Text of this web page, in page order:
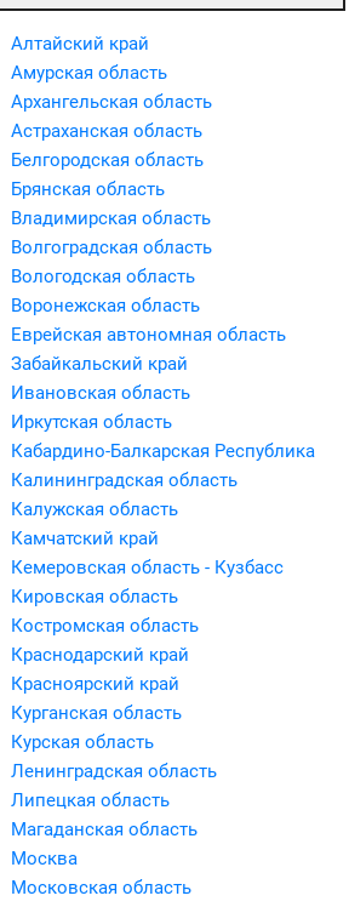
Алтайский край
Амурская область
Архангельская область
Астраханская область
Белгородская область
Брянская область
Владимирская область
Волгоградская область
Вологодская область
Воронежская область
Еврейская автономная область
Забайкальский край
Ивановская область
Иркутская область
Кабардино-Балкарская Республика
Калининградская область
Калужская область
Камчатский край
Кемеровская область - Кузбасс
Кировская область
Костромская область
Краснодарский край
Красноярский край
Курганская область
Курская область
Ленинградская область
Липецкая область
Магаданская область
Москва
Московская область